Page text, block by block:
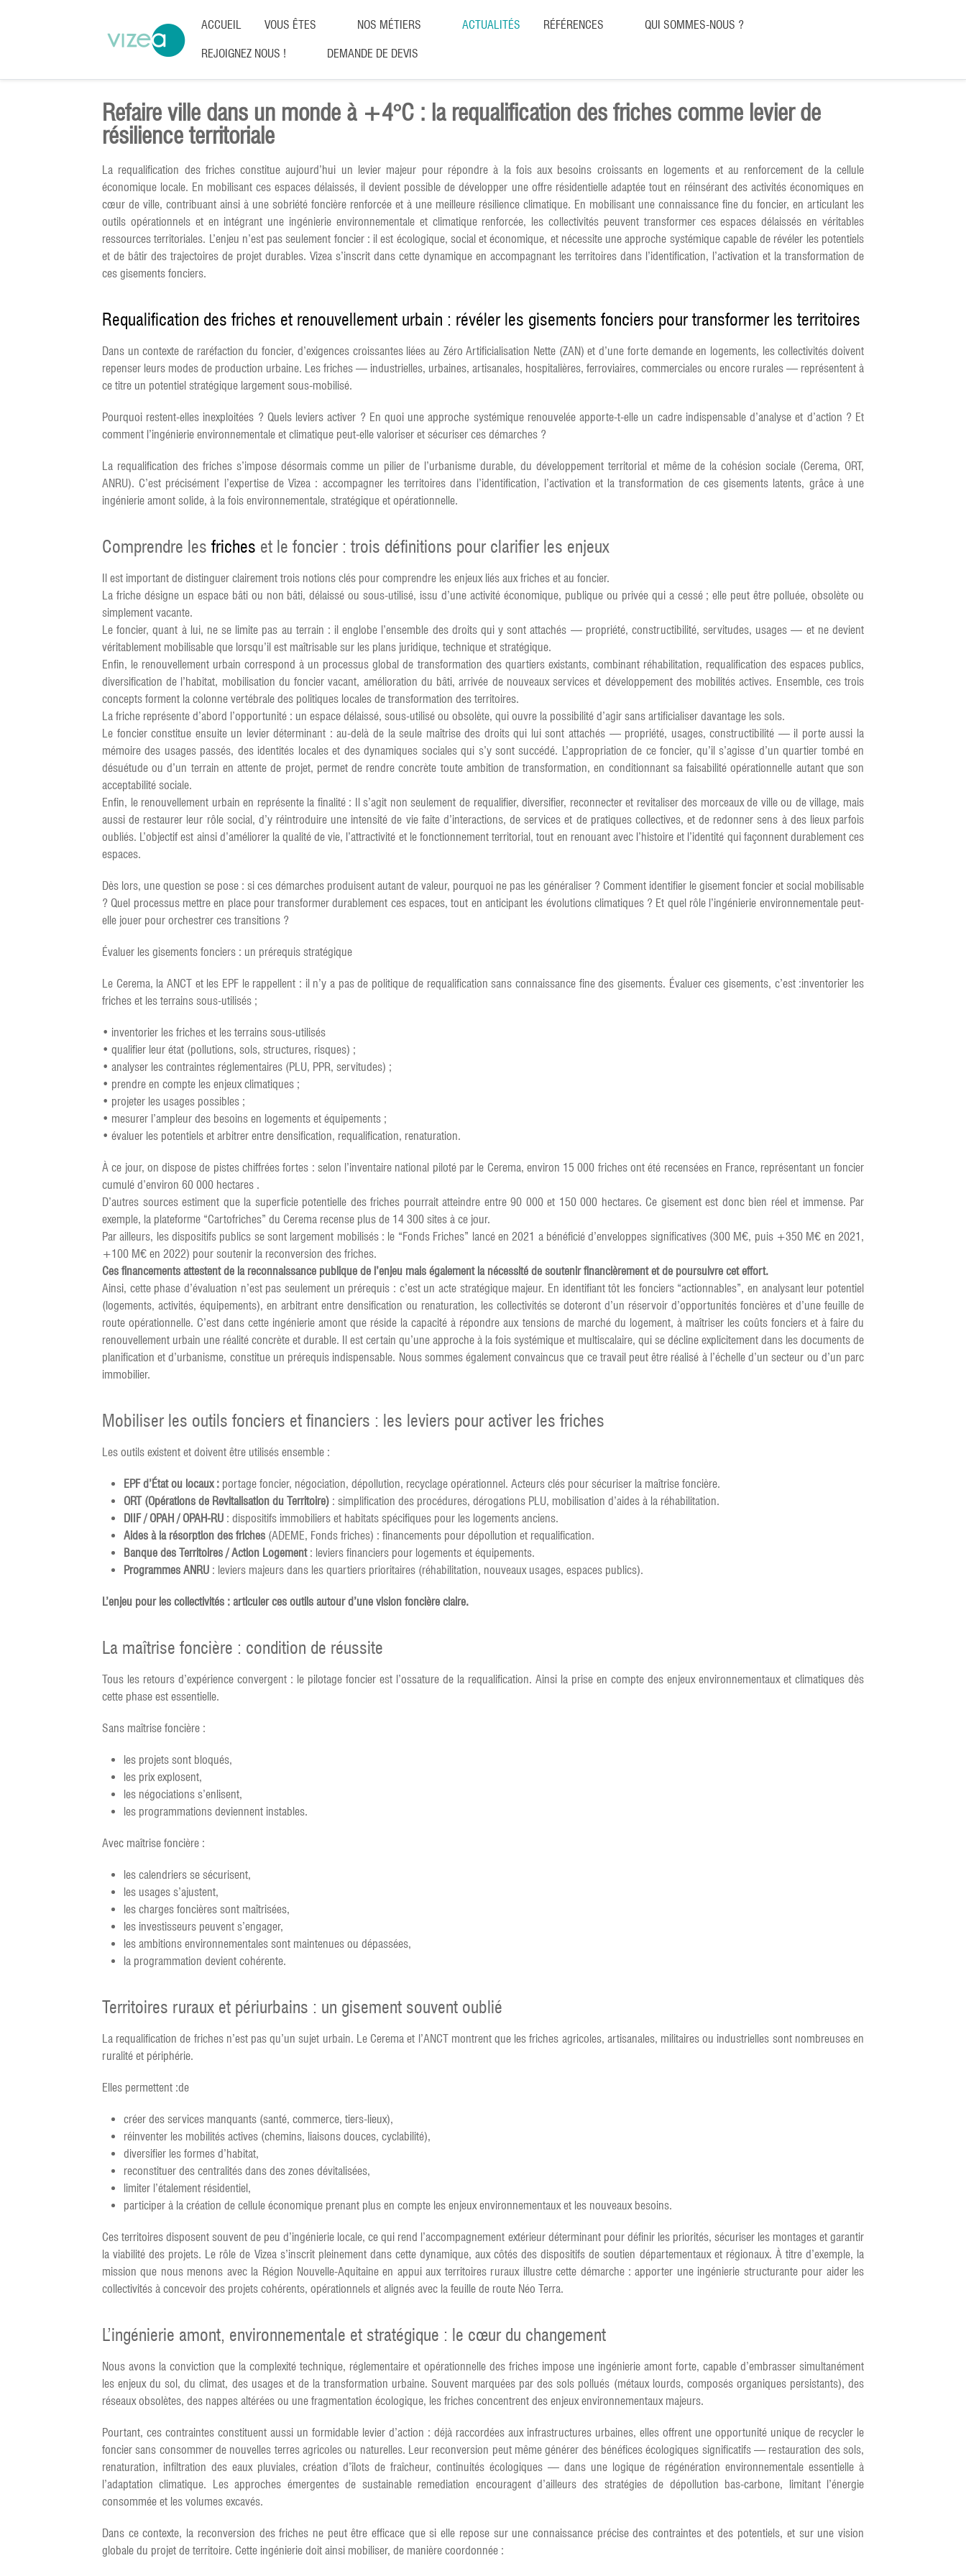
ACCUEIL VOUS ÊTES NOS MÉTIERS ACTUALITÉS RÉFÉRENCES QUI SOMMES-NOUS ?
REJOIGNEZ NOUS ! DEMANDE DE DEVIS
Refaire ville dans un monde à +4°C : la requalification des friches comme levier de
résilience territoriale
La requalification des friches constitue aujourd’hui un levier majeur pour répondre à la fois aux besoins croissants en logements et au renforcement de la cellule
économique locale. En mobilisant ces espaces délaissés, il devient possible de développer une offre résidentielle adaptée tout en réinsérant des activités économiques en
cœur de ville, contribuant ainsi à une sobriété foncière renforcée et à une meilleure résilience climatique. En mobilisant une connaissance fine du foncier, en articulant les
outils opérationnels et en intégrant une ingénierie environnementale et climatique renforcée, les collectivités peuvent transformer ces espaces délaissés en véritables
ressources territoriales. L’enjeu n’est pas seulement foncier : il est écologique, social et économique, et nécessite une approche systémique capable de révéler les potentiels
et de bâtir des trajectoires de projet durables. Vizea s’inscrit dans cette dynamique en accompagnant les territoires dans l’identification, l’activation et la transformation de
ces gisements fonciers.
Requalification des friches et renouvellement urbain : révéler les gisements fonciers pour transformer les territoires
Dans un contexte de raréfaction du foncier, d’exigences croissantes liées au Zéro Artificialisation Nette (ZAN) et d’une forte demande en logements, les collectivités doivent
repenser leurs modes de production urbaine. Les friches — industrielles, urbaines, artisanales, hospitalières, ferroviaires, commerciales ou encore rurales — représentent à
ce titre un potentiel stratégique largement sous-mobilisé.
Pourquoi restent-elles inexploitées ? Quels leviers activer ? En quoi une approche systémique renouvelée apporte-t-elle un cadre indispensable d’analyse et d’action ? Et
comment l’ingénierie environnementale et climatique peut-elle valoriser et sécuriser ces démarches ?
La requalification des friches s’impose désormais comme un pilier de l’urbanisme durable, du développement territorial et même de la cohésion sociale (Cerema, ORT,
ANRU). C’est précisément l’expertise de Vizea : accompagner les territoires dans l’identification, l’activation et la transformation de ces gisements latents, grâce à une
ingénierie amont solide, à la fois environnementale, stratégique et opérationnelle.
Comprendre les friches et le foncier : trois définitions pour clarifier les enjeux
Il est important de distinguer clairement trois notions clés pour comprendre les enjeux liés aux friches et au foncier.
La friche désigne un espace bâti ou non bâti, délaissé ou sous-utilisé, issu d’une activité économique, publique ou privée qui a cessé ; elle peut être polluée, obsolète ou
simplement vacante.
Le foncier, quant à lui, ne se limite pas au terrain : il englobe l’ensemble des droits qui y sont attachés — propriété, constructibilité, servitudes, usages — et ne devient
véritablement mobilisable que lorsqu’il est maîtrisable sur les plans juridique, technique et stratégique.
Enfin, le renouvellement urbain correspond à un processus global de transformation des quartiers existants, combinant réhabilitation, requalification des espaces publics,
diversification de l’habitat, mobilisation du foncier vacant, amélioration du bâti, arrivée de nouveaux services et développement des mobilités actives. Ensemble, ces trois
concepts forment la colonne vertébrale des politiques locales de transformation des territoires.
La friche représente d’abord l’opportunité : un espace délaissé, sous-utilisé ou obsolète, qui ouvre la possibilité d’agir sans artificialiser davantage les sols.
Le foncier constitue ensuite un levier déterminant : au-delà de la seule maîtrise des droits qui lui sont attachés — propriété, usages, constructibilité — il porte aussi la
mémoire des usages passés, des identités locales et des dynamiques sociales qui s’y sont succédé. L’appropriation de ce foncier, qu’il s’agisse d’un quartier tombé en
désuétude ou d’un terrain en attente de projet, permet de rendre concrète toute ambition de transformation, en conditionnant sa faisabilité opérationnelle autant que son
acceptabilité sociale.
Enfin, le renouvellement urbain en représente la finalité : Il s’agit non seulement de requalifier, diversifier, reconnecter et revitaliser des morceaux de ville ou de village, mais
aussi de restaurer leur rôle social, d’y réintroduire une intensité de vie faite d’interactions, de services et de pratiques collectives, et de redonner sens à des lieux parfois
oubliés. L’objectif est ainsi d’améliorer la qualité de vie, l’attractivité et le fonctionnement territorial, tout en renouant avec l’histoire et l’identité qui façonnent durablement ces
espaces.
Dès lors, une question se pose : si ces démarches produisent autant de valeur, pourquoi ne pas les généraliser ? Comment identifier le gisement foncier et social mobilisable
? Quel processus mettre en place pour transformer durablement ces espaces, tout en anticipant les évolutions climatiques ? Et quel rôle l’ingénierie environnementale peut-
elle jouer pour orchestrer ces transitions ?
Évaluer les gisements fonciers : un prérequis stratégique
Le Cerema, la ANCT et les EPF le rappellent : il n’y a pas de politique de requalification sans connaissance fine des gisements. Évaluer ces gisements, c’est :inventorier les
friches et les terrains sous-utilisés ;
• inventorier les friches et les terrains sous-utilisés
• qualifier leur état (pollutions, sols, structures, risques) ;
• analyser les contraintes réglementaires (PLU, PPR, servitudes) ;
• prendre en compte les enjeux climatiques ;
• projeter les usages possibles ;
• mesurer l’ampleur des besoins en logements et équipements ;
• évaluer les potentiels et arbitrer entre densification, requalification, renaturation.
À ce jour, on dispose de pistes chiffrées fortes : selon l’inventaire national piloté par le Cerema, environ 15 000 friches ont été recensées en France, représentant un foncier
cumulé d’environ 60 000 hectares .
D’autres sources estiment que la superficie potentielle des friches pourrait atteindre entre 90 000 et 150 000 hectares. Ce gisement est donc bien réel et immense. Par
exemple, la plateforme “Cartofriches” du Cerema recense plus de 14 300 sites à ce jour.
Par ailleurs, les dispositifs publics se sont largement mobilisés : le “Fonds Friches” lancé en 2021 a bénéficié d’enveloppes significatives (300 M€, puis +350 M€ en 2021,
+100 M€ en 2022) pour soutenir la reconversion des friches.
Ces financements attestent de la reconnaissance publique de l’enjeu mais également la nécessité de soutenir financièrement et de poursuivre cet effort.
Ainsi, cette phase d’évaluation n’est pas seulement un prérequis : c’est un acte stratégique majeur. En identifiant tôt les fonciers “actionnables”, en analysant leur potentiel
(logements, activités, équipements), en arbitrant entre densification ou renaturation, les collectivités se doteront d’un réservoir d’opportunités foncières et d’une feuille de
route opérationnelle. C’est dans cette ingénierie amont que réside la capacité à répondre aux tensions de marché du logement, à maîtriser les coûts fonciers et à faire du
renouvellement urbain une réalité concrète et durable. Il est certain qu’une approche à la fois systémique et multiscalaire, qui se décline explicitement dans les documents de
planification et d’urbanisme, constitue un prérequis indispensable. Nous sommes également convaincus que ce travail peut être réalisé à l’échelle d’un secteur ou d’un parc
immobilier.
Mobiliser les outils fonciers et financiers : les leviers pour activer les friches
Les outils existent et doivent être utilisés ensemble :
EPF d’État ou locaux : portage foncier, négociation, dépollution, recyclage opérationnel. Acteurs clés pour sécuriser la maîtrise foncière.
ORT (Opérations de Revitalisation du Territoire) : simplification des procédures, dérogations PLU, mobilisation d’aides à la réhabilitation.
DIIF / OPAH / OPAH-RU : dispositifs immobiliers et habitats spécifiques pour les logements anciens.
Aides à la résorption des friches (ADEME, Fonds friches) : financements pour dépollution et requalification.
Banque des Territoires / Action Logement: leviers financiers pour logements et équipements.
Programmes ANRU : leviers majeurs dans les quartiers prioritaires (réhabilitation, nouveaux usages, espaces publics).
L’enjeu pour les collectivités : articuler ces outils autour d’une vision foncière claire.
La maîtrise foncière : condition de réussite
Tous les retours d’expérience convergent : le pilotage foncier est l’ossature de la requalification. Ainsi la prise en compte des enjeux environnementaux et climatiques dès
cette phase est essentielle.
Sans maîtrise foncière :
les projets sont bloqués,
les prix explosent,
les négociations s’enlisent,
les programmations deviennent instables.
Avec maîtrise foncière :
les calendriers se sécurisent,
les usages s’ajustent,
les charges foncières sont maîtrisées,
les investisseurs peuvent s’engager,
les ambitions environnementales sont maintenues ou dépassées,
la programmation devient cohérente.
Territoires ruraux et périurbains : un gisement souvent oublié
La requalification de friches n’est pas qu’un sujet urbain. Le Cerema et l’ANCT montrent que les friches agricoles, artisanales, militaires ou industrielles sont nombreuses en
ruralité et périphérie.
Elles permettent :de
créer des services manquants (santé, commerce, tiers-lieux),
réinventer les mobilités actives (chemins, liaisons douces, cyclabilité),
diversifier les formes d’habitat,
reconstituer des centralités dans des zones dévitalisées,
limiter l’étalement résidentiel,
participer à la création de cellule économique prenant plus en compte les enjeux environnementaux et les nouveaux besoins.
Ces territoires disposent souvent de peu d’ingénierie locale, ce qui rend l’accompagnement extérieur déterminant pour définir les priorités, sécuriser les montages et garantir
la viabilité des projets. Le rôle de Vizea s’inscrit pleinement dans cette dynamique, aux côtés des dispositifs de soutien départementaux et régionaux. À titre d’exemple, la
mission que nous menons avec la Région Nouvelle-Aquitaine en appui aux territoires ruraux illustre cette démarche : apporter une ingénierie structurante pour aider les
collectivités à concevoir des projets cohérents, opérationnels et alignés avec la feuille de route Néo Terra.
L’ingénierie amont, environnementale et stratégique : le cœur du changement
Nous avons la conviction que la complexité technique, réglementaire et opérationnelle des friches impose une ingénierie amont forte, capable d’embrasser simultanément
les enjeux du sol, du climat, des usages et de la transformation urbaine. Souvent marquées par des sols pollués (métaux lourds, composés organiques persistants), des
réseaux obsolètes, des nappes altérées ou une fragmentation écologique, les friches concentrent des enjeux environnementaux majeurs.
Pourtant, ces contraintes constituent aussi un formidable levier d’action : déjà raccordées aux infrastructures urbaines, elles offrent une opportunité unique de recycler le
foncier sans consommer de nouvelles terres agricoles ou naturelles. Leur reconversion peut même générer des bénéfices écologiques significatifs — restauration des sols,
renaturation, infiltration des eaux pluviales, création d’îlots de fraîcheur, continuités écologiques — dans une logique de régénération environnementale essentielle à
l’adaptation climatique. Les approches émergentes de sustainable remediation encouragent d’ailleurs des stratégies de dépollution bas-carbone, limitant l’énergie
consommée et les volumes excavés.
Dans ce contexte, la reconversion des friches ne peut être efficace que si elle repose sur une connaissance précise des contraintes et des potentiels, et sur une vision
globale du projet de territoire. Cette ingénierie doit ainsi mobiliser, de manière coordonnée :